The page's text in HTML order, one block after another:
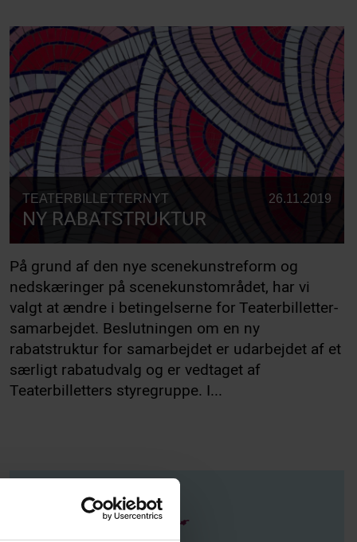
TEATERBILLETTERNYT 26.11.2019
NY RABATSTRUKTUR
På grund af den nye scenekunstreform og
nedskæringer på scenekunstområdet, har vi
valgt at ændre i betingelserne for Teaterbilletter-
samarbejdet. Beslutningen om en ny
rabatstruktur for samarbejdet er udarbejdet af et
særligt rabatudvalg og er vedtaget af
Teaterbilletters styregruppe. I...